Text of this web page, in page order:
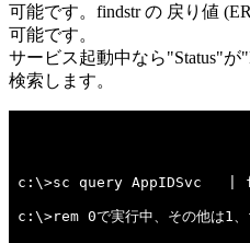
可能です。findstr の 戻り値
可能です。
サービス起動中なら"Status"が
検索します。
c:\>sc query AppIDSvc
c:\>rem 0で実行中、その他は1